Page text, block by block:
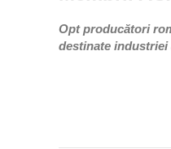
Opt producători
destinate industriei